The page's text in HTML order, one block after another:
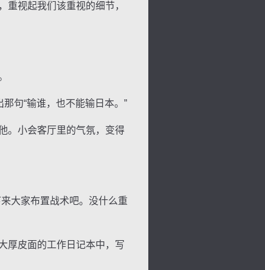
视起我们该重视的细节，
句“输谁，也不能输日本。”
。小会客厅里的气氛，变得
大家布置战术吧。没什么重
皮面的工作日记本中，写